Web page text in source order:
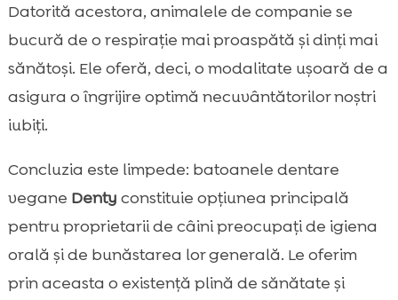
Datorită acestora, animalele de companie se
bucură de o respirație mai proaspătă și dinți mai
sănătoși. Ele oferă, deci, o modalitate ușoară de a
asigura o îngrijire optimă necuvântătorilor noștri
iubiți.
Concluzia este limpede: batoanele dentare
vegane Denty constituie opțiunea principală
pentru proprietarii de câini preocupați de igiena
orală și de bunăstarea lor generală. Le oferim
prin aceasta o existență plină de sănătate și